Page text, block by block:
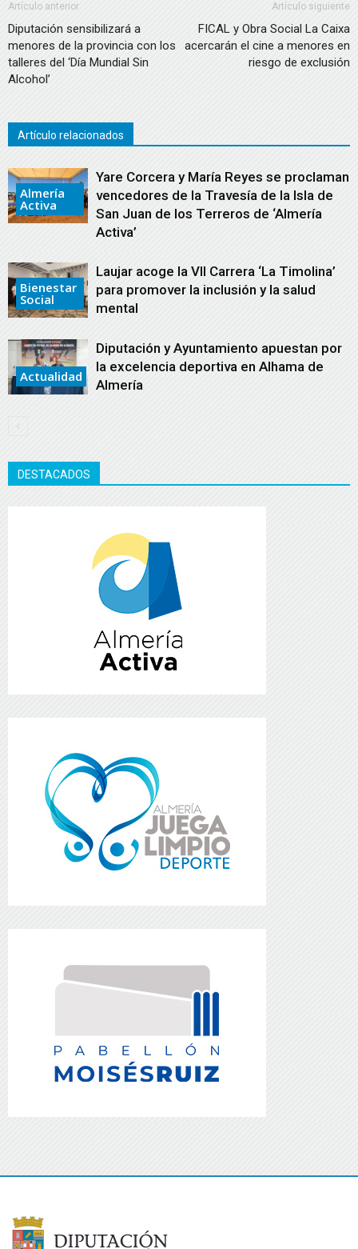
Artículo anterior
Diputación sensibilizará a
menores de la provincia con los
talleres del ‘Día Mundial Sin
Alcohol’
Artículo siguiente
FICAL y Obra Social La Caixa
acercarán el cine a menores en
riesgo de exclusión
Artículo relacionados
Almería
Activa
Yare Corcera y María Reyes se proclaman
vencedores de la Travesía de la Isla de
San Juan de los Terreros de ‘Almería
Activa’
Bienestar
Social
Laujar acoge la VII Carrera ‘La Timolina’
para promover la inclusión y la salud
mental
Actualidad
Diputación y Ayuntamiento apuestan por
la excelencia deportiva en Alhama de
Almería
DESTACADOS